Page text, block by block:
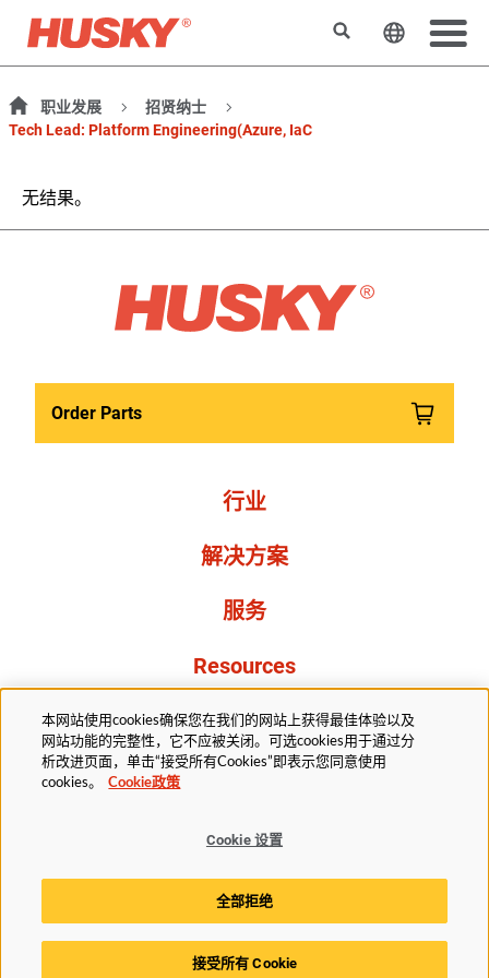
搜索 更改网站
职业发展
招贤纳士
Tech Lead: Platform Engineering(Azure, IaC
无结果。
Order Parts
行业
解决方案
服务
Resources
关于我们
法务部 隐私声明 无障碍
Cookie政策
Cookie 设置
© 2025赫斯基科技版权所有。
本网站使用cookies确保您在我们的网站上获得最佳体验以及
网站功能的完整性，它不应被关闭。可选cookies用于通过分
析改进页面，单击“接受所有Cookies”即表示您同意使用
cookies。
Cookie政策
Cookie 设置
全部拒绝
接受所有 Cookie